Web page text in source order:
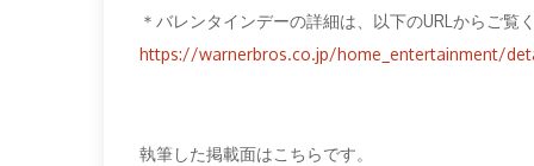
＊バレンタインデーの詳細は、以下のURLからご覧
https://warnerbros.co.jp/home_entertainment/
執筆した掲載面はこちらです。